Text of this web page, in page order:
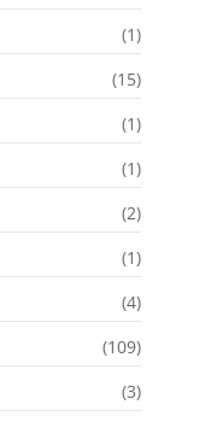
(1)
(15)
(1)
(1)
(2)
(1)
(4)
(109)
(3)